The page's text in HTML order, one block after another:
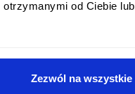
od Ciebie lub
Zezwól na wszystkie